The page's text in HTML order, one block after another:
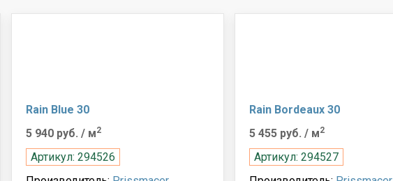
Rain Blue 30
5 940 руб. / м2
Артикул: 294526
Rain Bordeaux 30
5 455 руб. / м2
Артикул: 294527